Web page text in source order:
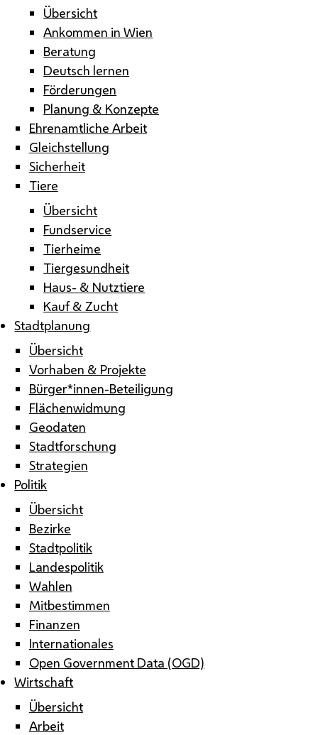
Übersicht
Ankommen in Wien
Beratung
Deutsch lernen
Förderungen
Planung & Konzepte
Ehrenamtliche Arbeit
Gleichstellung
Sicherheit
Tiere
Übersicht
Fundservice
Tierheime
Tiergesundheit
Haus- & Nutztiere
Kauf & Zucht
Stadtplanung
Übersicht
Vorhaben & Projekte
Bürger*innen-Beteiligung
Flächenwidmung
Geodaten
Stadtforschung
Strategien
Politik
Übersicht
Bezirke
Stadtpolitik
Landespolitik
Wahlen
Mitbestimmen
Finanzen
Internationales
Open Government Data (OGD)
Wirtschaft
Übersicht
Arbeit